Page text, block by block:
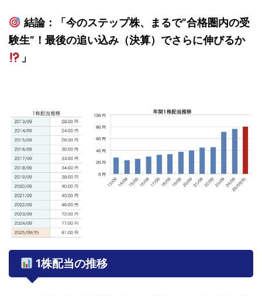
結論：「今のステップ株、まるで”合格圏内の受
験生”！最後の追い込み（決算）でさらに伸びるか
」
1株配当の推移